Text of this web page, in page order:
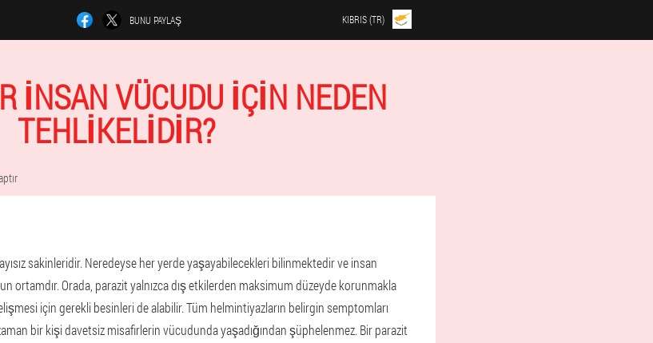
BUNU PAYLAŞ KIBRIS (TR)
INSAN VÜCUDU IÇIN NEDEN
TEHLIKELIDIR?
sakinleridir. Neredeyse her yerde yaşayabilecekleri bilinmektedir ve insan
ortamdır. Orada, parazit yalnızca dış etkilerden maksimum düzeyde korunmakla
için gerekli besinleri de alabilir. Tüm helmintiyazların belirgin semptomları
bir kişi davetsiz misafirlerin vücudunda yaşadığından şüphelenmez. Bir parazit